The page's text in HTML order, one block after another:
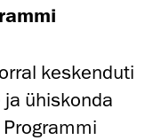
keskenduti
ühiskonda